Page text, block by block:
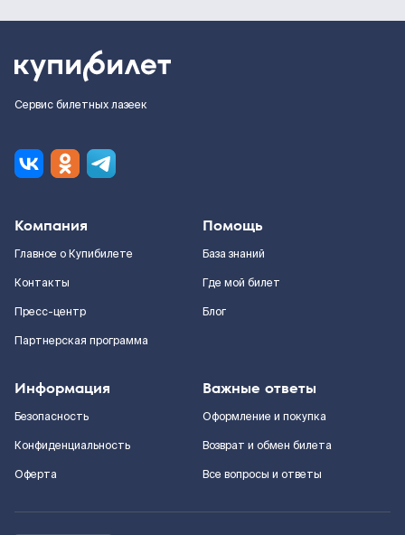
Сервис билетных лазеек
Компания
Главное о Купибилете
Контакты
Пресс-центр
Партнерская программа
Помощь
База знаний
Где мой билет
Блог
Информация
Безопасность
Конфиденциальность
Оферта
Важные ответы
Оформление и покупка
Возврат и обмен билета
Все вопросы и ответы